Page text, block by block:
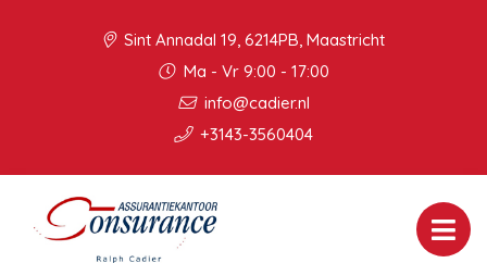
Sint Annadal 19, 6214PB, Maastricht
Ma - Vr 9:00 - 17:00
info@cadier.nl
+3143-3560404